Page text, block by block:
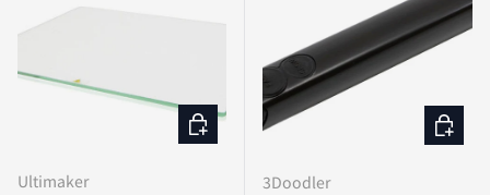
Ultimaker
加入購物車
3Doodler
加入購